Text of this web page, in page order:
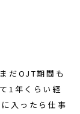
だOJT期間も
1年くらい経
入ったら仕事